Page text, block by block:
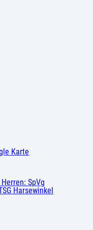
Karte
SpVg
Harsewinkel